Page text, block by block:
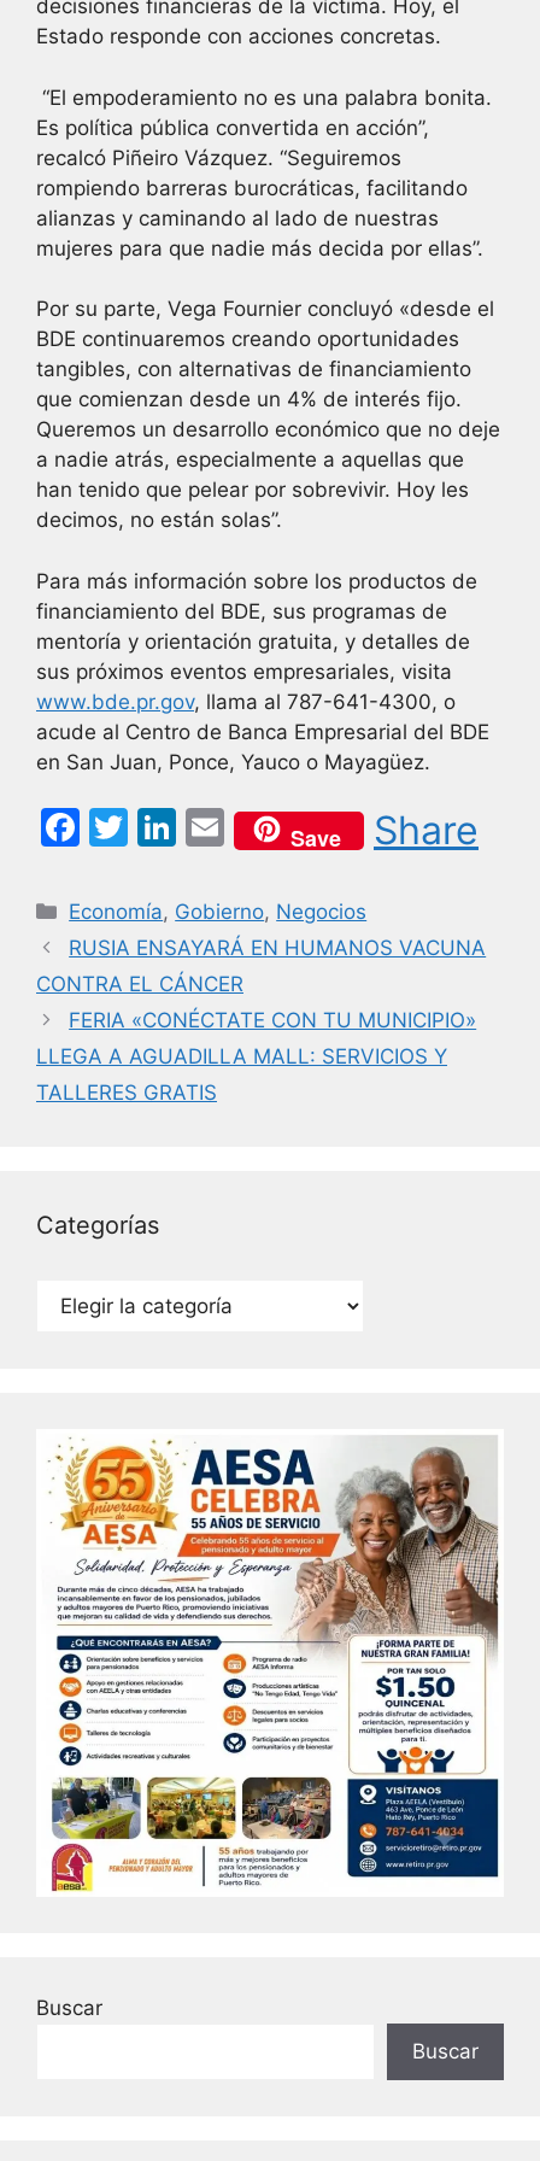
decisiones financieras de la víctima. Hoy, el
Estado responde con acciones concretas.
“El empoderamiento no es una palabra bonita.
Es política pública convertida en acción”,
recalcó Piñeiro Vázquez. “Seguiremos
rompiendo barreras burocráticas, facilitando
alianzas y caminando al lado de nuestras
mujeres para que nadie más decida por ellas”.
Por su parte, Vega Fournier concluyó «desde el
BDE continuaremos creando oportunidades
tangibles, con alternativas de financiamiento
que comienzan desde un 4% de interés fijo.
Queremos un desarrollo económico que no deje
a nadie atrás, especialmente a aquellas que
han tenido que pelear por sobrevivir. Hoy les
decimos, no están solas”.
Para más información sobre los productos de
financiamiento del BDE, sus programas de
mentoría y orientación gratuita, y detalles de
sus próximos eventos empresariales, visita
www.bde.pr.gov, llama al 787-641-4300, o
acude al Centro de Banca Empresarial del BDE
en San Juan, Ponce, Yauco o Mayagüez.
F
c
e
b
o
o
k
T
itt
er
Li
k
e
dI
n
E
m
ai
l
Save Share
Categorías
Economía, Gobierno, Negocios
RUSIA ENSAYARÁ EN HUMANOS VACUNA
CONTRA EL CÁNCER
FERIA «CONÉCTATE CON TU MUNICIPIO»
LLEGA A AGUADILLA MALL: SERVICIOS Y
TALLERES GRATIS
Categorías
Categorías
Buscar
Buscar